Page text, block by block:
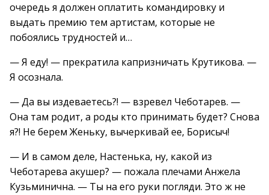
очередь я должен оплатить командировку и
выдать премию тем артистам, которые не
побоялись трудностей и…
— Я еду! — прекратила капризничать Крутикова. —
Я осознала.
— Да вы издеваетесь?! — взревел Чеботарев. —
Она там родит, а роды кто принимать будет? Снова
я?! Не берем Женьку, вычеркивай ее, Борисыч!
— И в самом деле, Настенька, ну, какой из
Чеботарева акушер? — пожала плечами Анжела
Кузьминична. — Ты на его руки погляди. Это ж не